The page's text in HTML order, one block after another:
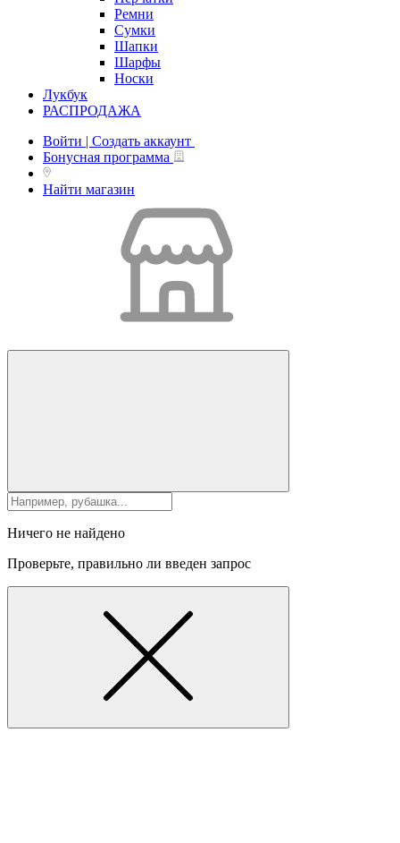
Ремни
Сумки
Шапки
Шарфы
Носки
Лукбук
РАСПРОДАЖА
Войти | Создать аккаунт
Бонусная программа
Найти магазин
Ничего не найдено
Проверьте, правильно ли введен запрос